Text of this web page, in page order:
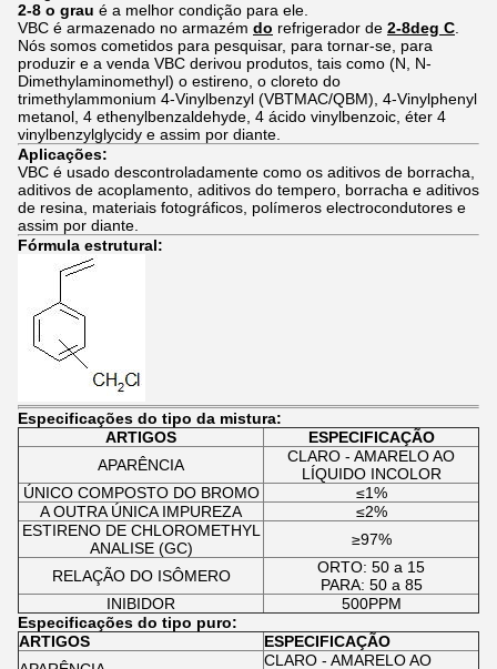
2-8 o grau é a melhor condição para ele.
VBC é armazenado no armazém do refrigerador de 2-8deg C
Nós somos cometidos para pesquisar, para tornar-se, para
produzir e a venda VBC derivou produtos, tais como (N, N-
Dimethylaminomethyl) o estireno, o cloreto do
trimethylammonium 4-Vinylbenzyl (VBTMAC/QBM), 4-Vinylphenyl
metanol, 4 ethenylbenzaldehyde, 4 ácido vinylbenzoic, éter 4
vinylbenzylglycidy e assim por diante.
Aplicações:
VBC é usado descontroladamente como os aditivos de borracha,
aditivos de acoplamento, aditivos do tempero, borracha e aditivos
de resina, materiais fotográficos, polímeros electrocondutores e
assim por diante.
Fórmula estrutural:
Especificações do tipo da mistura:
ARTIGOS
ESPECIFICAÇÃO
APARÊNCIA
CLARO - AMARELO AO
LÍQUIDO INCOLOR
ÚNICO COMPOSTO DO BROMO
≤1%
A OUTRA ÚNICA IMPUREZA
≤2%
ESTIRENO DE CHLOROMETHYL
ANALISE (GC)
≥97%
RELAÇÃO DO ISÔMERO
ORTO: 50 a 15
PARA: 50 a 85
INIBIDOR
500PPM
Especificações do tipo puro:
ARTIGOS
ESPECIFICAÇÃO
CLARO - AMARELO AO